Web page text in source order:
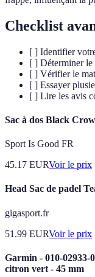
Checklist
[ ] Identifier
[ ] Déterminer le
[ ] Vérifier le
[ ] Essayer
[ ] Lire les avis
Sac à dos Black
Sport Is Good FR
45.17 EURVoir le prix
Head Sac de padel
gigasport.fr
51.99 EURVoir le prix
Garmin - 010-
citron vert - 45 mm